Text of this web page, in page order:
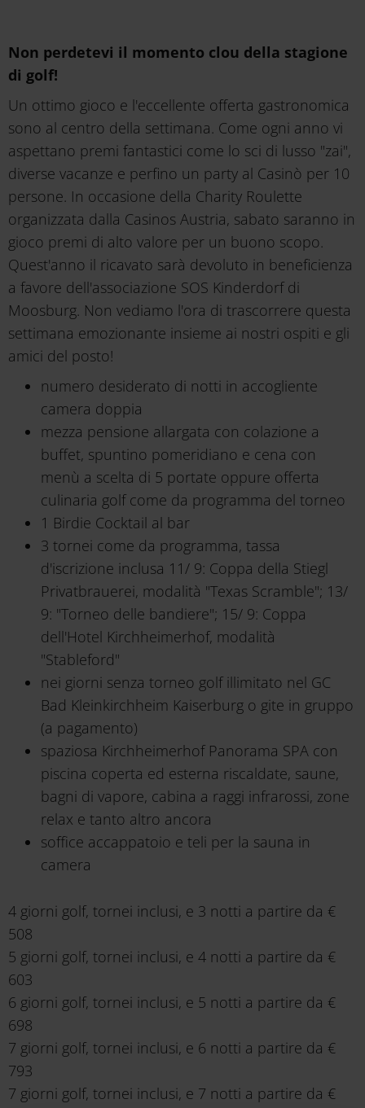
Non perdetevi il momento clou della stagione
di golf!
Un ottimo gioco e l'eccellente offerta gastronomica
sono al centro della settimana. Come ogni anno vi
aspettano premi fantastici come lo sci di lusso "zai",
diverse vacanze e perfino un party al Casinò per 10
persone. In occasione della Charity Roulette
organizzata dalla Casinos Austria, sabato saranno in
gioco premi di alto valore per un buono scopo.
Quest'anno il ricavato sarà devoluto in beneficienza
a favore dell'associazione SOS Kinderdorf di
Moosburg. Non vediamo l'ora di trascorrere questa
settimana emozionante insieme ai nostri ospiti e gli
amici del posto!
numero desiderato di notti in accogliente
camera doppia
mezza pensione allargata con colazione a
buffet, spuntino pomeridiano e cena con
menù a scelta di 5 portate oppure offerta
culinaria golf come da programma del torneo
1 Birdie Cocktail al bar
3 tornei come da programma, tassa
d'iscrizione inclusa 11/ 9: Coppa della Stiegl
Privatbrauerei, modalità "Texas Scramble"; 13/
9: "Torneo delle bandiere"; 15/ 9: Coppa
dell'Hotel Kirchheimerhof, modalità
"Stableford"
nei giorni senza torneo golf illimitato nel GC
Bad Kleinkirchheim Kaiserburg o gite in gruppo
(a pagamento)
spaziosa Kirchheimerhof Panorama SPA con
piscina coperta ed esterna riscaldate, saune,
bagni di vapore, cabina a raggi infrarossi, zone
relax e tanto altro ancora
soffice accappatoio e teli per la sauna in
camera
4 giorni golf, tornei inclusi, e 3 notti a partire da €
508
5 giorni golf, tornei inclusi, e 4 notti a partire da €
603
6 giorni golf, tornei inclusi, e 5 notti a partire da €
698
7 giorni golf, tornei inclusi, e 6 notti a partire da €
793
7 giorni golf, tornei inclusi, e 7 notti a partire da €